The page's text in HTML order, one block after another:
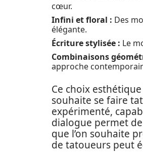
cœur.
Infini et floral : Des
élégante.
Écriture stylisée : Le
Combinaisons
approche
Ce choix
souhaite se faire
expérimenté,
dialogue permet
que l’on souhaite
de tatoueurs peut